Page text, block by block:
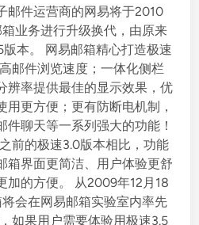
邮件运营商的网易将于2010
业务进行升级换代，由原来
本。 网易邮箱精心打造极速
邮件浏览速度；一体化侧栏
辨率提供最佳的显示效果，优
更方便；更有防断电机制，
聊天等一系列强大的功能！
前的极速3.0版本相比，功能
箱界面更简洁、用户体验更舒
加的方便。 从2009年12月18
会在网易邮箱实验室内率先
如果用户需要体验用极速3.5